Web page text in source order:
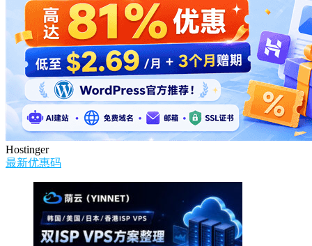
Hostinger
最新优惠码